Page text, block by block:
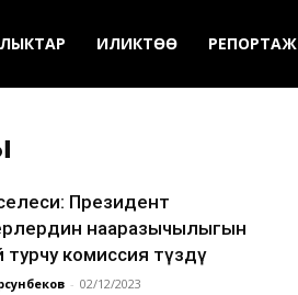
ИЛИКТӨӨ РЕПОРТАЖ
Президент
нааразычылыгын
турчу комиссия түздү
- 02/12/2023